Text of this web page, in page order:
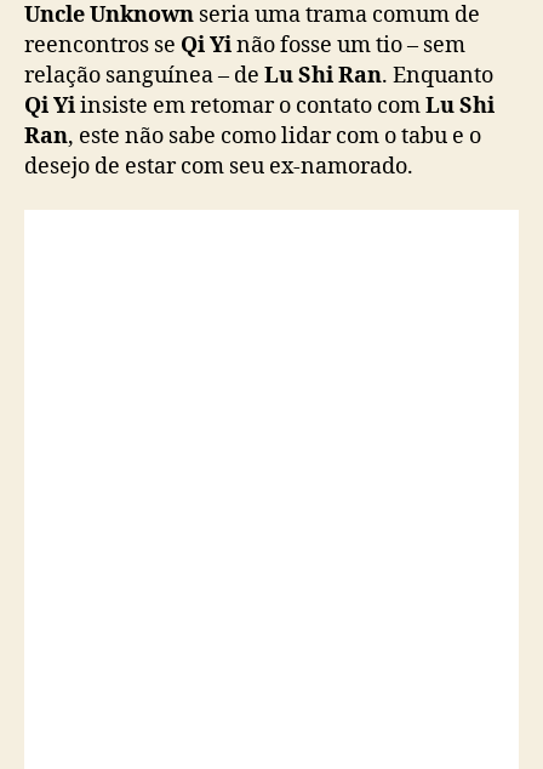
k
n
o
w
n
Uncle Unknown seria uma trama comum de
reencontros se Qi Yinão fosse um tio – sem
relação sanguínea – de Lu Shi Ran. Enquanto
Qi Yiinsiste em retomar o contato comLu Shi
Ran, este não sabe como lidar com o tabu e o
desejo de estar com seu ex-namorado.